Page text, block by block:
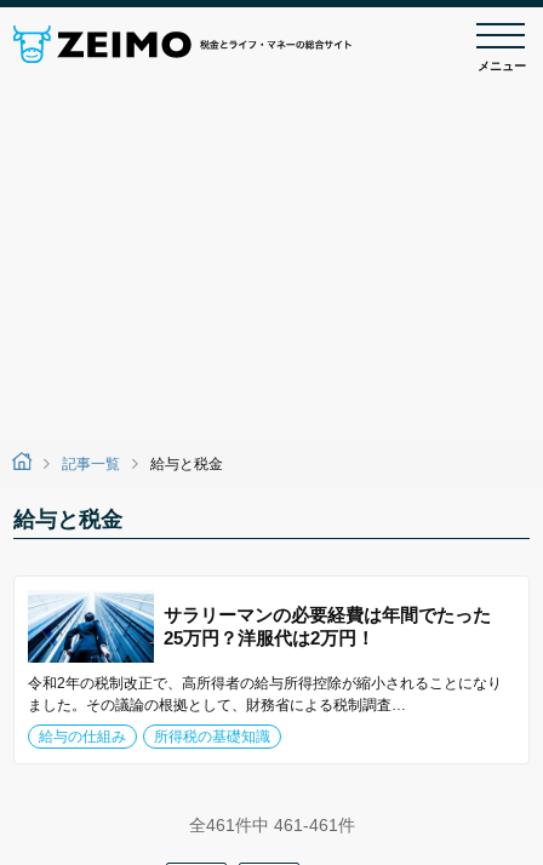
メニュー
記事一覧 給与と税金
給与と税金
サラリーマンの必要経費は年間でたった
25万円？洋服代は2万円！
令和2年の税制改正で、高所得者の給与所得控除が縮小されることになり
ました。その議論の根拠として、財務省による税制調査…
給与の仕組み
所得税の基礎知識
全461件中 461-461件